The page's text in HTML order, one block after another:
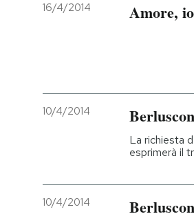
AREA PERSONALE
16/4/2014 Amore,
10/4/2014
La richiesta
esprimerà il
10/4/2014